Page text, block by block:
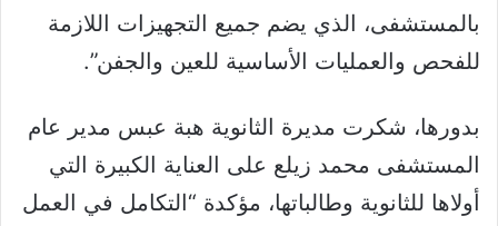
بالمستشفى، الذي يضم جميع التجهيزات اللازمة
للفحص والعمليات الأساسية للعين والجفن”.
بدورها، شكرت مديرة الثانوية هبة عبس مدير عام
المستشفى محمد زيلع على العناية الكبيرة التي
أولاها للثانوية وطالباتها، مؤكدة “التكامل في العمل